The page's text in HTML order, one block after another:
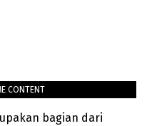
CONTENT
bagian dari